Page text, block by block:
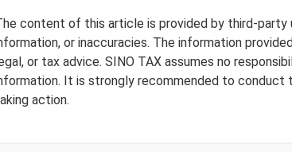
content of this article is provided by third-party
or inaccuracies. The information
or tax advice. SINO TAX assumes no
It is strongly recommended to conduct
action.